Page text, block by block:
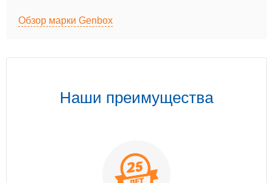
Обзор марки Genbox
Наши преимущества